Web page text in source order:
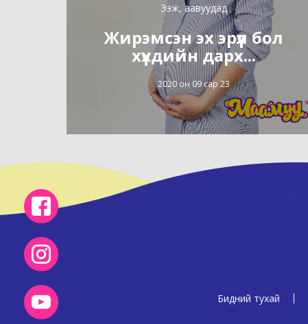
Ээж, аавуудад
Жирэмсэн эх эрүүл бол
хүүхдийн дарх...
2020 он 09 сар 23
Бидний тухай